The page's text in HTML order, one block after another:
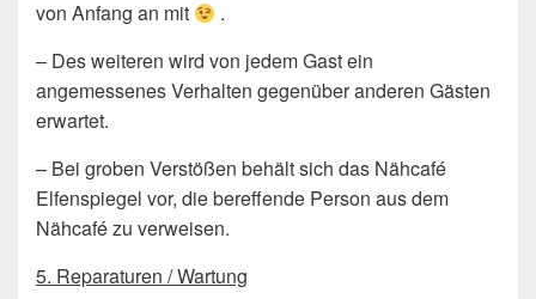
von Anfang an mit
.
– Des weiteren wird von jedem Gast ein
angemessenes Verhalten gegenüber anderen Gästen
erwartet.
– Bei groben Verstößen behält sich das Nähcafé
Elfenspiegel vor, die bereffende Person aus dem
Nähcafé zu verweisen.
5. Reparaturen / Wartung